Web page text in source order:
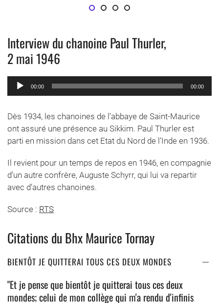
Arc en ciel sur Bahang
Thibétain
EGLISE DE YERKALO
Cathédrale de Dali
Interview du chanoine Paul Thurler,
2 mai 1946
Lecteur
audio
00:00 00:00
Dès 1934, les chanoines de l’abbaye de Saint-Maurice
ont assuré une présence au Sikkim. Paul Thurler est
parti en mission dans cet Etat du Nord de l’Inde en 1936.
Il revient pour un temps de repos en 1946, en compagnie
d’un autre confrère, Auguste Schyrr, qui lui va repartir
avec d’autres chanoines.
Source : RTS
Citations du Bhx Maurice Tornay
BIENTÔT JE QUITTERAI TOUS CES DEUX MONDES
"Et je pense que bientôt je quitterai tous ces deux
mondes; celui de mon collège qui m'a rendu d'infinis